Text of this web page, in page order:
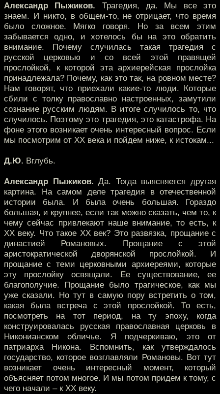
Александр Пыжиков. Трагедия, да. Мы все это
знаем. И никто, в общем-то, не отрицает, что время
было сложное. Мягко говоря. Но за всем этим
забывается одно, и хотелось бы на это обратить
внимание. Почему случилась такая трагедия с
русской церковью и со всей этой правящей
прослойкой, к которой эта архиерейская прослойка
принадлежала? Почему, как это так, на ровном месте?
Нам говорят, что приехали какие-то люди. Которые
сбили с толку православно настроенных, замутили
сознание русским людям. В итоге случилось то, что
случилось. Поэтому это трагедия, это катастрофа. На
фоне этого возникает очень интересный вопрос. Если
мы посмотрим от XX века и пойдем ниже, к истокам...
Д.Ю. Вглубь.
Александр Пыжиков. Да. Тогда выясняется другая
картина. На самом деле трагедия в отечественной
истории была. И была очень большая. Гораздо
большая, и крупнее, если так можно сказать, чем то, к
чему сейчас привлекают наше внимание, то есть, к
XX веку. Что такое XX век? Это развязка, прощание с
династией Романовых. Прощание с этой
аристократической дворянской прослойкой. И
прощание с теми церковными архиереями, которые
эту прослойку освящали. Ее существование, ее
благополучие. Прощание было трагическое, как мы
уже сказали. Но тут в самую пору встретить о том,
какая была встреча с этой прослойкой. То есть,
посмотреть на тот период, на ту эпоху, когда
конструировалась русская православная церковь в
Никонианском обличье. Я подчеркиваю, это от
патриарха Никона. Вспомнить, как утверждалось
государство, которое возглавляли Романовы. Вот тут
возникает очень интересный момент, который
объясняет потом многое. И мы потом придем к тому, с
чего начали – к XX веку.